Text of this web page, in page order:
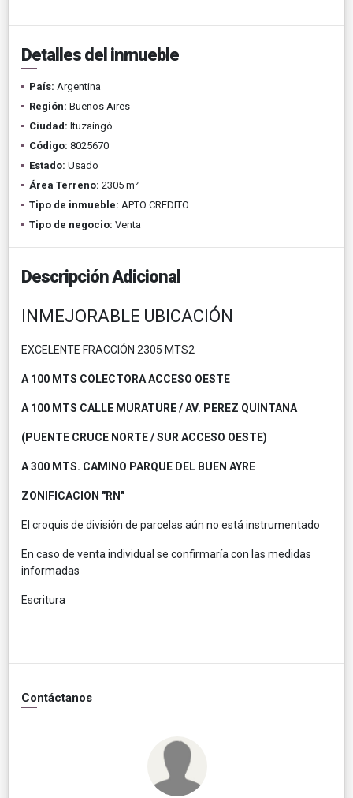
Detalles del inmueble
País: Argentina
Región: Buenos Aires
Ciudad: Ituzaingó
Código: 8025670
Estado: Usado
Área Terreno: 2305 m²
Tipo de inmueble: APTO CREDITO
Tipo de negocio: Venta
Descripción Adicional
INMEJORABLE UBICACIÓN
EXCELENTE FRACCIÓN 2305 MTS2
A 100 MTS COLECTORA ACCESO OESTE
A 100 MTS CALLE MURATURE / AV. PEREZ QUINTANA
(PUENTE CRUCE NORTE / SUR ACCESO OESTE)
A 300 MTS. CAMINO PARQUE DEL BUEN AYRE
ZONIFICACION "RN"
El croquis de división de parcelas aún no está instrumentado
En caso de venta individual se confirmaría con las medidas
informadas
Escritura
Contáctanos